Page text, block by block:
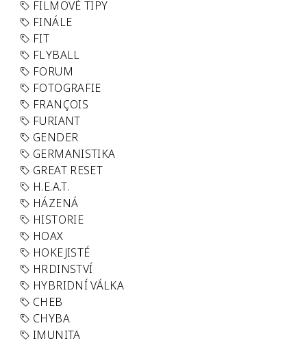
FILMOVÉ TIPY
FINÁLE
FIT
FLYBALL
FORUM
FOTOGRAFIE
FRANÇOIS
FURIANT
GENDER
GERMANISTIKA
GREAT RESET
H.E.A.T.
HÁZENÁ
HISTORIE
HOAX
HOKEJISTÉ
HRDINSTVÍ
HYBRIDNÍ VÁLKA
CHEB
CHYBA
IMUNITA